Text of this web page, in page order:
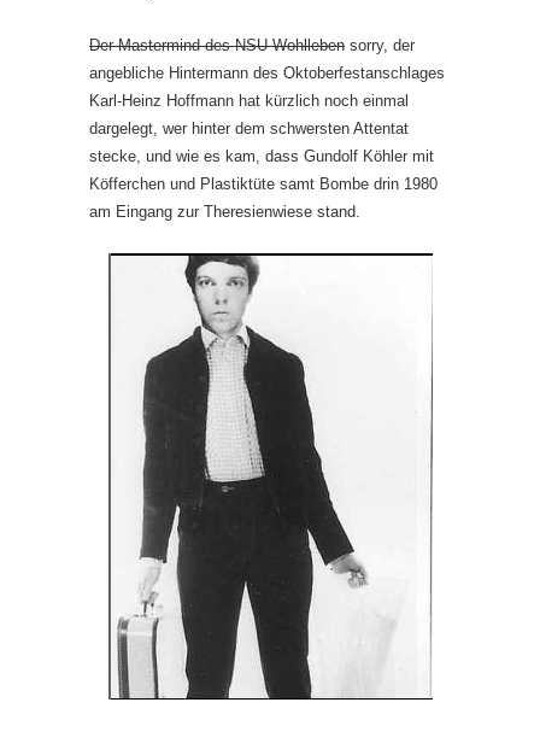
Der Mastermind des NSU Wohlleben sorry, der
angebliche Hintermann des Oktoberfestanschlages
Karl-Heinz Hoffmann hat kürzlich noch einmal
dargelegt, wer hinter dem schwersten Attentat
stecke, und wie es kam, dass Gundolf Köhler mit
Köfferchen und Plastiktüte samt Bombe drin 1980
am Eingang zur Theresienwiese stand.